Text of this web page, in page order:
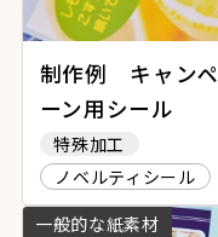
制作例 キャンペ
ーン用シール
特殊加工
ノベルティシール
一般的な紙素材